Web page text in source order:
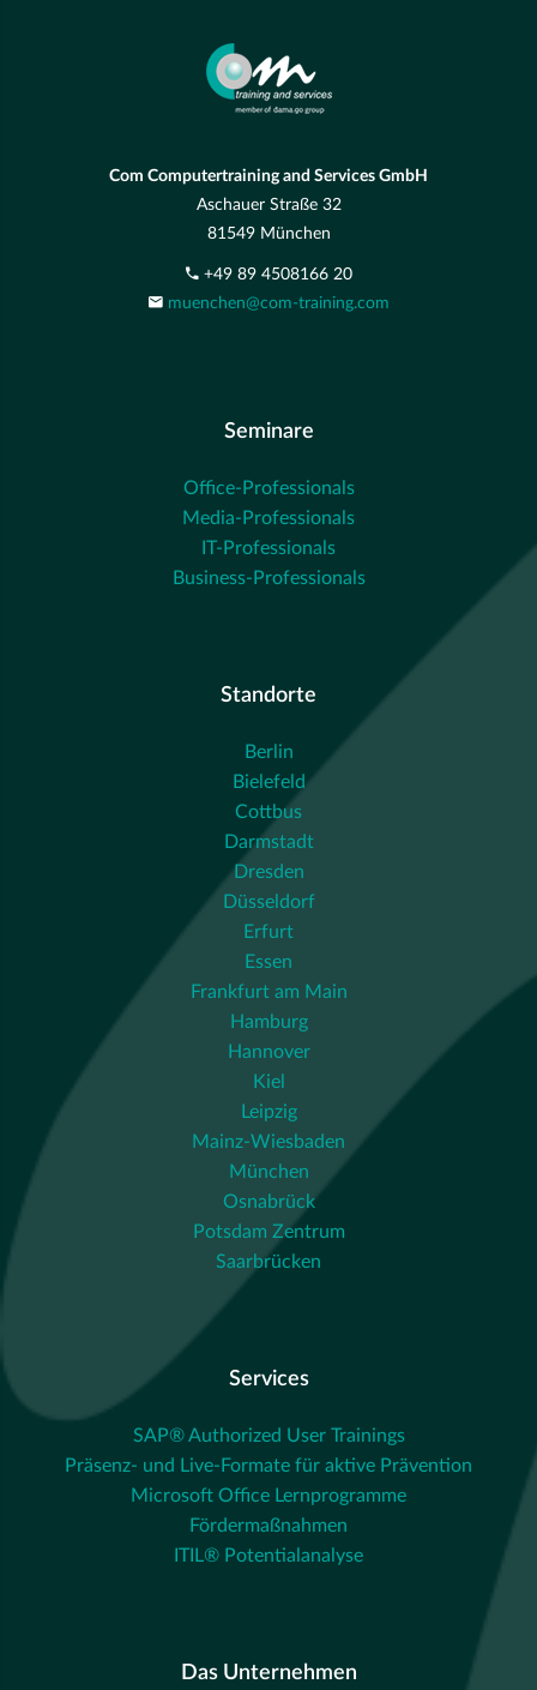
Com Computertraining and Services GmbH
Aschauer Straße 32
81549 München
+49 89 4508166 20
muenchen@com-training.com
Seminare
Office-Professionals
Media-Professionals
IT-Professionals
Business-Professionals
Standorte
Berlin
Bielefeld
Cottbus
Darmstadt
Dresden
Düsseldorf
Erfurt
Essen
Frankfurt am Main
Hamburg
Hannover
Kiel
Leipzig
Mainz-Wiesbaden
München
Osnabrück
Potsdam Zentrum
Saarbrücken
Services
SAP® Authorized User Trainings
Präsenz- und Live-Formate für aktive Prävention
Microsoft Office Lernprogramme
Fördermaßnahmen
ITIL® Potentialanalyse
Das Unternehmen